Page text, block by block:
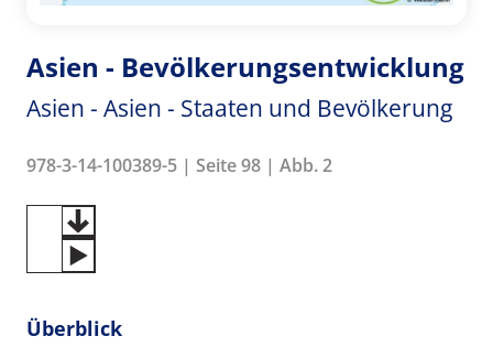
Asien - Bevölkerungsentwicklung
Asien - Asien - Staaten und Bevölkerung
978-3-14-100389-5 | Seite 98 | Abb. 2
Überblick